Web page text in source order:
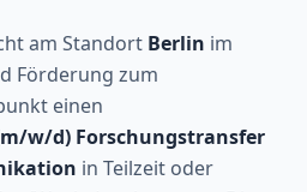
am Standort Berlin im
Förderung zum
einen
w/d) Forschungstransfer
in Teilzeit oder